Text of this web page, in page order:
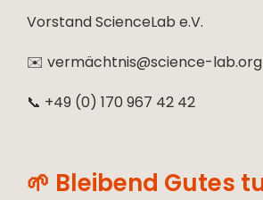
Vorstand ScienceLab e.V.
✉️ vermächtnis@science-lab.org
📞 +49 (0) 170 967 42 42
🌱 Bleibend Gutes